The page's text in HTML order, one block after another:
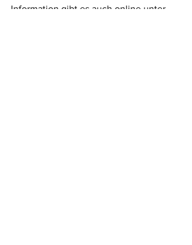
Information gibt es auch online unter